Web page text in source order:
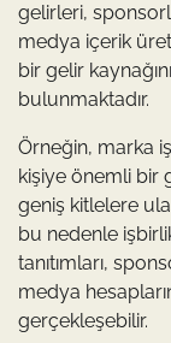
gelirleri,
medya içerik
bir gelir
bulunmaktadır.
Örneğin, marka
kişiye önemli bir
geniş kitlelere
bu nedenle
tanıtımları,
medya
gerçekleşebilir.